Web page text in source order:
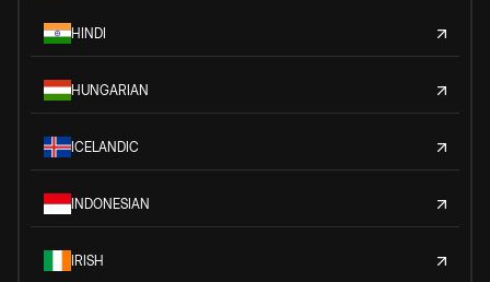
HINDI
HUNGARIAN
ICELANDIC
INDONESIAN
IRISH